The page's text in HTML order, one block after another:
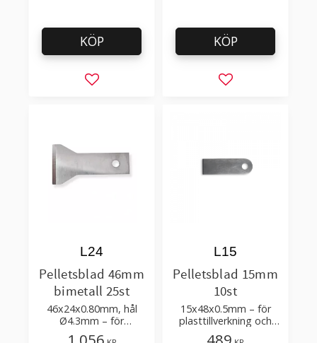
Lägg till i favoriter
KÖP
Lägg till i
KÖP
Pelletsblad 46mm
bimetall 25st
46x24x0.80mm, hål
Ø4.3mm – för
plasttillverkning och
L24
Pelletsblad 15mm
10st
15x48x0.5mm – för
plasttillverkning och
återvinning
L15